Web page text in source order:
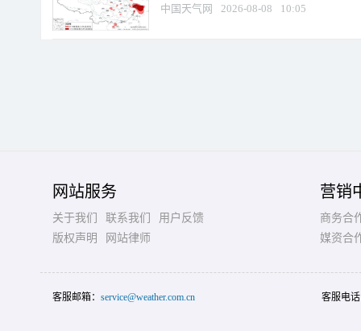
中国天气网 2026-08-08 10:05
网站服务
关于我们 联系我们
用户反馈
版权声明
网站律师
营销
商务合
媒资合
客服邮箱： service@weather.com.cn 客服电